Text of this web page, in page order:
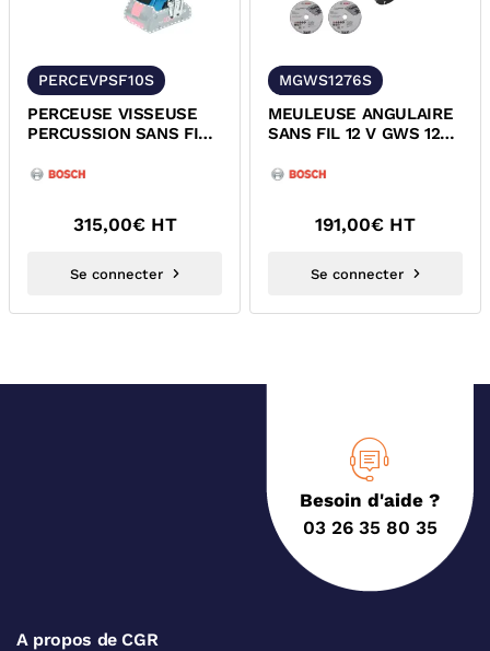
PERCEVPSF10S
PERCEUSE VISSEUSE
PERCUSSION SANS FIL
PROFESSIONAL...
315,00€ HT
Se connecter
MGWS1276S
MEULEUSE ANGULAIRE
SANS FIL 12 V GWS 12V-
191,00€ HT
Se connecter
Besoin d'aide ?
03 26 35 80 35
A propos de CGR